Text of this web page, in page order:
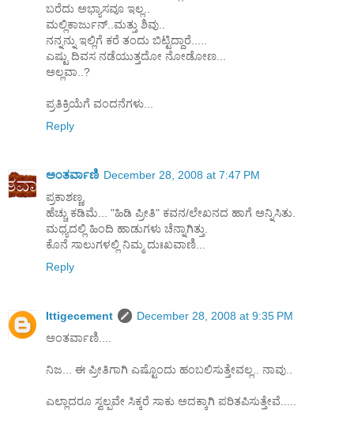
ಬರೆದು ಅಭ್ಯಾಸವೂ ಇಲ್ಲ..
ಮಲ್ಲಿಕಾರ್ಜುನ್..ಮತ್ತು ಶಿವು..
ನನ್ನನ್ನು ಇಲ್ಲಿಗೆ ಕರೆ ತಂದು ಬಿಟ್ಟಿದ್ದಾರೆ.....
ಎಷ್ಟು ದಿವಸ ನಡೆಯುತ್ತದೋ ನೋಡೋಣ...
ಅಲ್ಲವಾ..?
ಪ್ರತಿಕ್ರಿಯೆಗೆ ವಂದನೆಗಳು...
Reply
ಅಂತರ್ವಾಣಿ December 28, 2008 at 7:47 PM
ಪ್ರಕಾಶಣ್ಣ,
ಹೆಚ್ಚು ಕಡಿಮೆ... "ಹಿಡಿ ಪ್ರೀತಿ" ಕವನ/ಲೇಖನದ ಹಾಗೆ ಅನ್ನಿಸಿತು.
ಮಧ್ಯದಲ್ಲಿ ಹಿಂದಿ ಹಾಡುಗಳು ಚೆನ್ನಾಗಿತ್ತು.
ಕೊನೆ ಸಾಲುಗಳಲ್ಲಿ ನಿಮ್ಮ ದುಃಖವಾಣಿ...
Reply
Ittigecement
December 28, 2008 at 9:35 PM
ಅಂತರ್ವಾಣಿ....
ನಿಜ... ಈ ಪ್ರೀತಿಗಾಗಿ ಎಷ್ಟೊಂದು ಹಂಬಲಿಸುತ್ತೇವಲ್ಲ.. ನಾವು..
ಎಲ್ಲಾದರೂ ಸ್ವಲ್ಪವೇ ಸಿಕ್ಕರೆ ಸಾಕು ಅದಕ್ಕಾಗಿ ಪರಿತಪಿಸುತ್ತೇವೆ.....